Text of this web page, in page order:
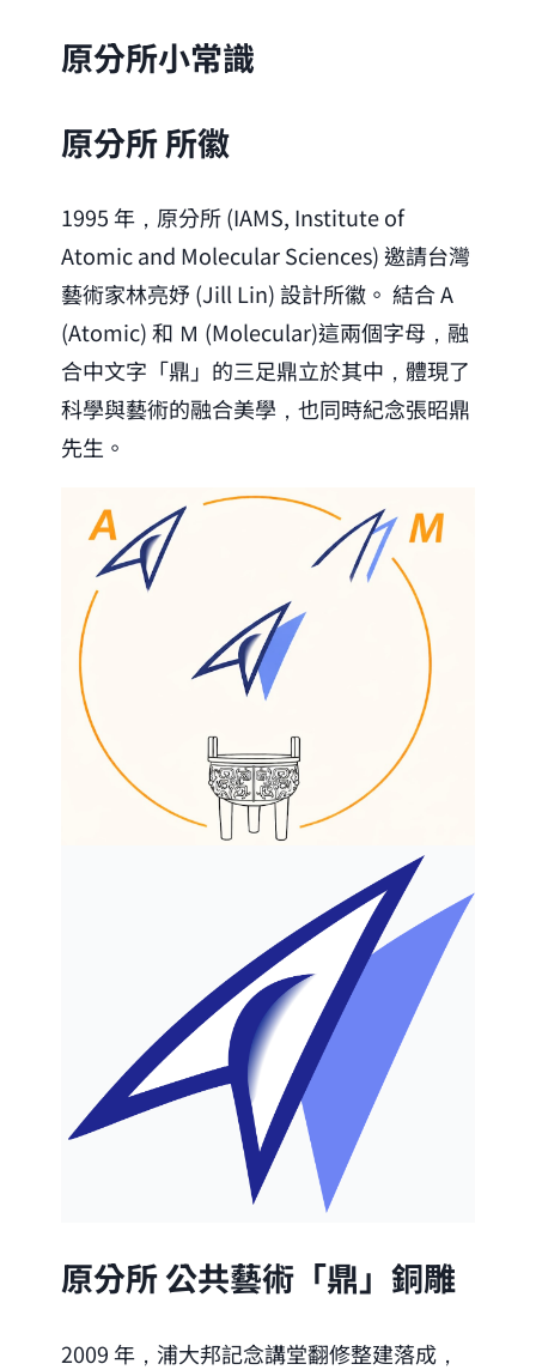
原分所小常識
原分所 所徽
1995 年，原分所 (IAMS, Institute of
Atomic and Molecular Sciences) 邀請台灣
藝術家林亮妤 (Jill Lin) 設計所徽。 結合 A
(Atomic) 和 Ｍ (Molecular)這兩個字母，融
合中文字「鼎」的三足鼎立於其中，體現了
科學與藝術的融合美學，也同時紀念張昭鼎
先生。
原分所 公共藝術「鼎」銅雕
2009 年，浦大邦記念講堂翻修整建落成，